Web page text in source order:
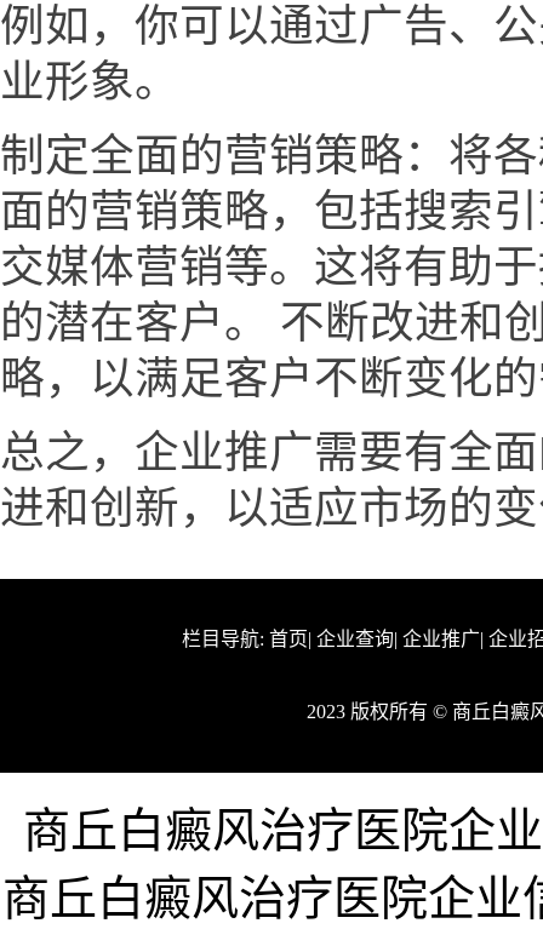
例如，你可以通过广告、
业形象。
制定全面的营销策略：将
面的营销策略，包括搜索
交媒体营销等。这将有助
的潜在客户。 不断改进和
略，以满足客户不断变化
总之，企业推广需要有全
进和创新，以适应市场的
栏目导航: 首页| 企业查询| 企业推广| 企业
2023 版权所有 © 商丘白
商丘白癜风治疗医院企
商丘白癜风治疗医院企